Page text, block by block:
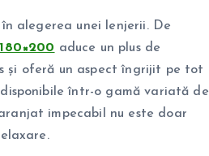
alegerea unei lenjerii. De
aduce un plus de
și oferă un aspect îngrijit pe tot
într-o gamă variată de
impecabil nu este doar